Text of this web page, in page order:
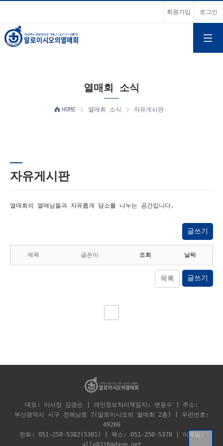
회원가입 로그인
열매회 소식
HOME 열매회 소식 자유게시판
자유게시판
열매회의 열매님들과 자유롭게 담소를 나누는 공간입니다.
글쓰기
제목 글쓴이 조회 날짜
목록 글쓰기
대표: 이사장 김경순 | 개인정보처리책임자: 변용수 | 주소:
부산광역시 서구 천해남로 7(알로이시오의 열매회 2층) | 우편번호:
49266
전화: 051-250-5382(5381) | 팩스: 051-250-5378 | 이메일:
allo0316@daum.net